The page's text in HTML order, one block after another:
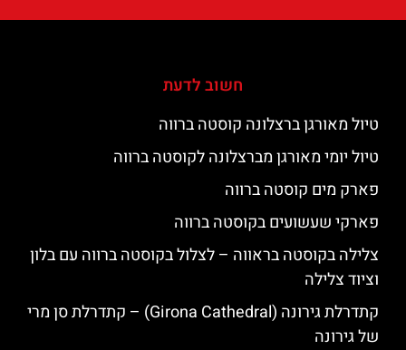
חשוב לדעת
טיול מאורגן ברצלונה קוסטה ברווה
טיול יומי מאורגן מברצלונה לקוסטה ברווה
פארק מים קוסטה ברווה
פארקי שעשועים בקוסטה ברווה
צלילה בקוסטה בראווה – לצלול בקוסטה ברווה עם בלון
וציוד צלילה
קתדרלת גירונה (Girona Cathedral) – קתדרלת סן מרי
של גירונה